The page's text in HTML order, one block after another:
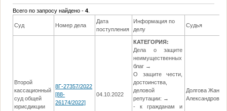
Всего по запросу найдено -4
Суд Номер дела
Дата
поступления
Информация по
делу
Судья
Второй
кассационный
суд общей
юрисдикции
8Г-27357/2022
[88-
26174/2022]
04.10.2022
КАТЕГОРИЯ:
Дела о защите
неимущественных
благ →
О защите чести,
достоинства,
деловой
репутации: →
- к гражданам и
Долгова Жанна
Александровна